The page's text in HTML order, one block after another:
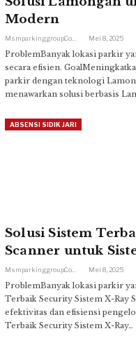
Modern
Msmparkinggroup.com Mei 8, 2025
ProblemBanyak lokasi parkir
secara efisien.
parkir dengan teknologi
menawarkan solusi berbasis
ABSENSI SIDIK JARI
Solusi Sistem
Scanner untuk
Mei 8, 2025
ProblemBanyak lokasi parkir
Terbaik Security Sistem X-Ray
efektivitas dan efisiensi
Terbaik Security Sistem X-Ray…